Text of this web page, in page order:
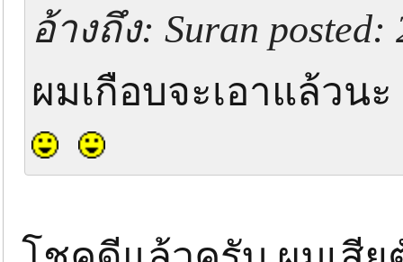
อ้างถึง: Suran
ผมเกือบจะเอาแล้ว